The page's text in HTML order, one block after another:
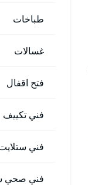
طباخات
غسالات
فتح اقفال
فني تكييف
فني
فني صحي